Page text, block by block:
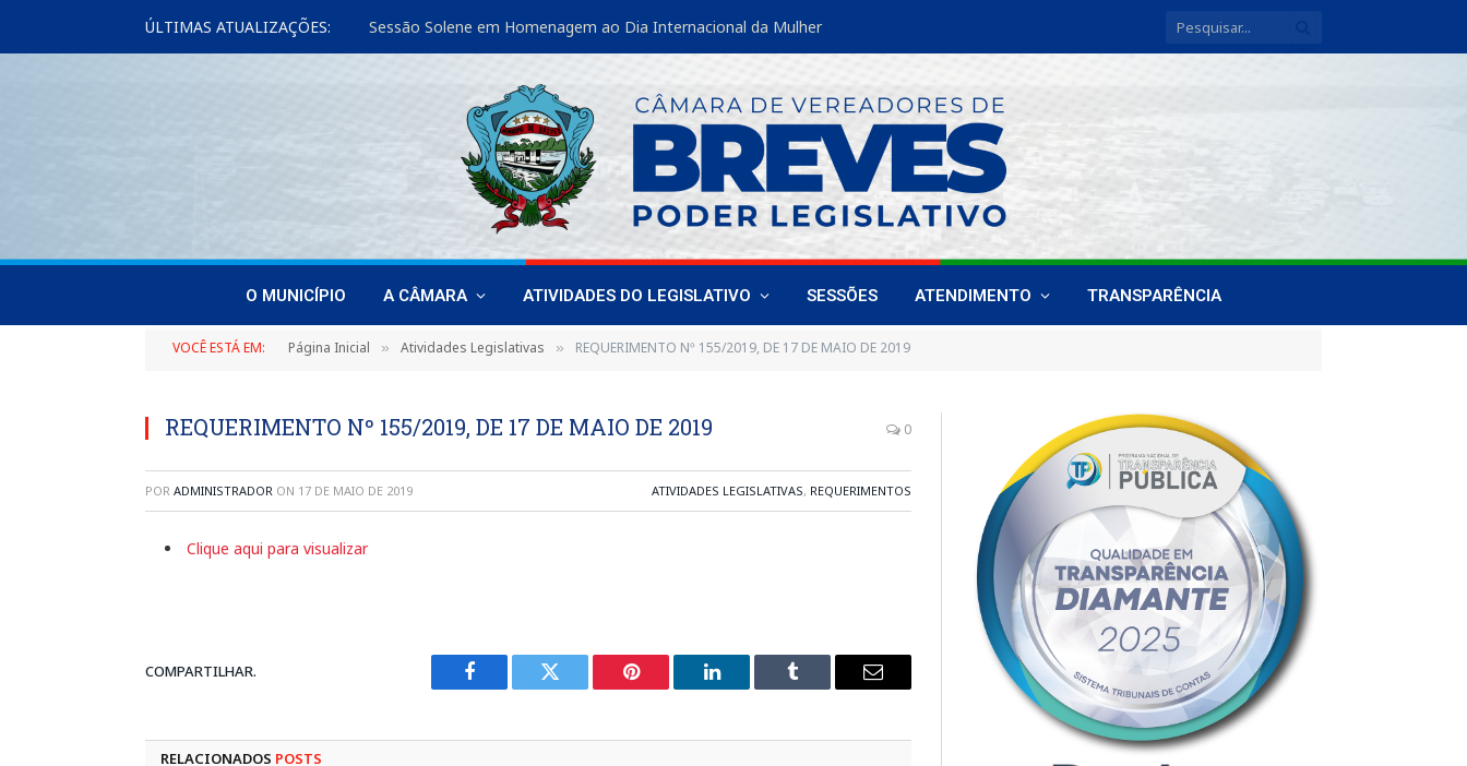
ÚLTIMAS ATUALIZAÇÕES: Sessão Solene em Homenagem ao Dia Internacional da Mulher
O MUNICÍPIO A CÂMARA ATIVIDADES DO LEGISLATIVO SESSÕES ATENDIMENTO TRANSPARÊNCIA
VOCÊ ESTÁ EM: Página Inicial » Atividades Legislativas » REQUERIMENTO Nº 155/2019, DE 17 DE MAIO DE 2019
REQUERIMENTO Nº 155/2019, DE 17 DE MAIO DE 2019 0
POR ADMINISTRADOR ON 17 DE MAIO DE 2019 ATIVIDADES LEGISLATIVAS, REQUERIMENTOS
Clique aqui para visualizar
COMPARTILHAR.
Facebook Twitter Pinterest LinkedIn Tumblr
E-
RELACIONADOS POSTS